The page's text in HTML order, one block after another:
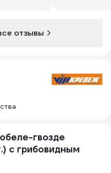
отзывы
гвозде
с грибовидным